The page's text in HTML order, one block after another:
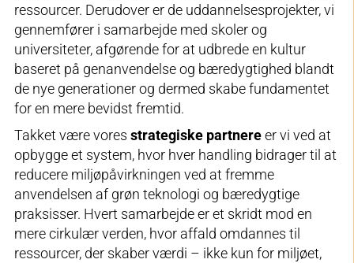
ressourcer. Derudover er de uddannelsesprojekter, vi
gennemfører i samarbejde med skoler og
universiteter, afgørende for at udbrede en kultur
baseret på genanvendelse og bæredygtighed blandt
de nye generationer og dermed skabe fundamentet
for en mere bevidst fremtid.
Takket være vores strategiske partnereer vi ved at
opbygge et system, hvor hver handling bidrager til at
reducere miljøpåvirkningen ved at fremme
anvendelsen af grøn teknologi og bæredygtige
praksisser. Hvert samarbejde er et skridt mod en
mere cirkulær verden, hvor affald omdannes til
ressourcer, der skaber værdi – ikke kun for miljøet,